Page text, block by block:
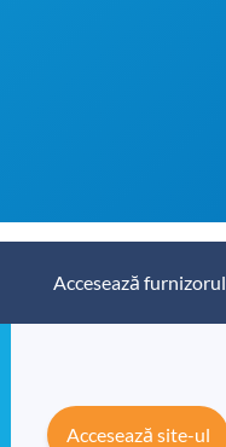
Accesează furnizorul
Accesează site-ul